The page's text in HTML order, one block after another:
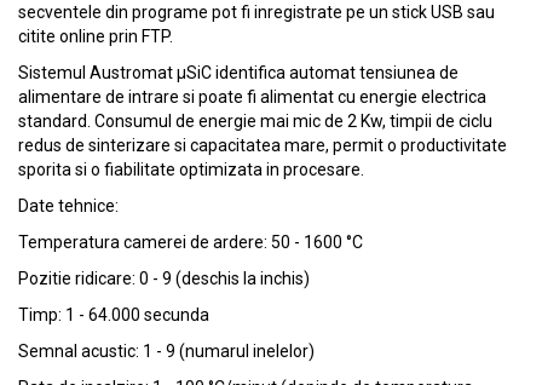
secventele din programe pot fi inregistrate pe un stick USB sau
citite online prin FTP.
Sistemul Austromat µSiC identifica automat tensiunea de
alimentare de intrare si poate fi alimentat cu energie electrica
standard. Consumul de energie mai mic de 2 Kw, timpii de ciclu
redus de sinterizare si capacitatea mare, permit o productivitate
sporita si o fiabilitate optimizata in procesare.
Date tehnice:
Temperatura camerei de ardere: 50 - 1600 °C
Pozitie ridicare: 0 - 9 (deschis la inchis)
Timp: 1 - 64.000 secunda
Semnal acustic: 1 - 9 (numarul inelelor)